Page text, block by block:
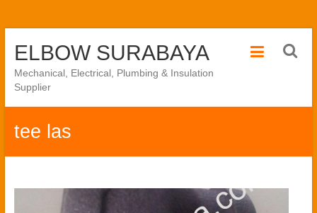
ELBOW SURABAYA
Mechanical, Electrical, Plumbing & Insulation
Supplier
tee las